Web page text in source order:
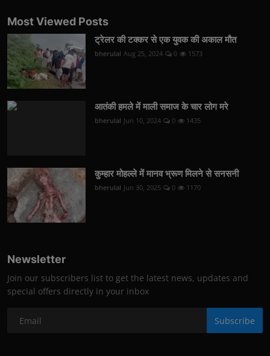
Most Viewed Posts
ट्रेलर की टक्कर से एक युवक की अकाल मौत
bherulal Aug 25, 2024 0 1573
आतंकी हमले में माली समाज के चार लोग मरे
bherulal Jun 10, 2024 0 1435
कुम्हार मोहल्ले में मानव भ्रूण मिलने से सनसनी
bherulal Jun 30, 2025 0 1170
Newsletter
Join our subscribers list to get the latest news, updates and
special offers directly in your inbox
Subscribe